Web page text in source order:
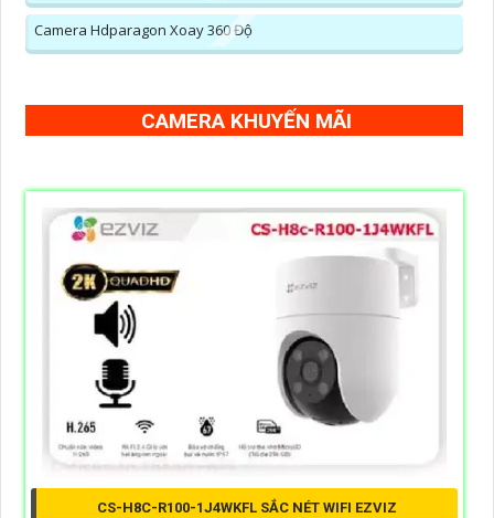
Camera Hdparagon Xoay 360 Độ
CAMERA KHUYẾN MÃI
CS-H8C-R100-1J4WKFL SẮC NÉT WIFI EZVIZ